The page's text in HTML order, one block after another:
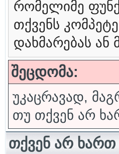
რომელიმე
თქვენს
დახმარებას ან
შეცდომა:
უკაცრავად,
თუ თქვენ არ
თქვენ არ ხართ